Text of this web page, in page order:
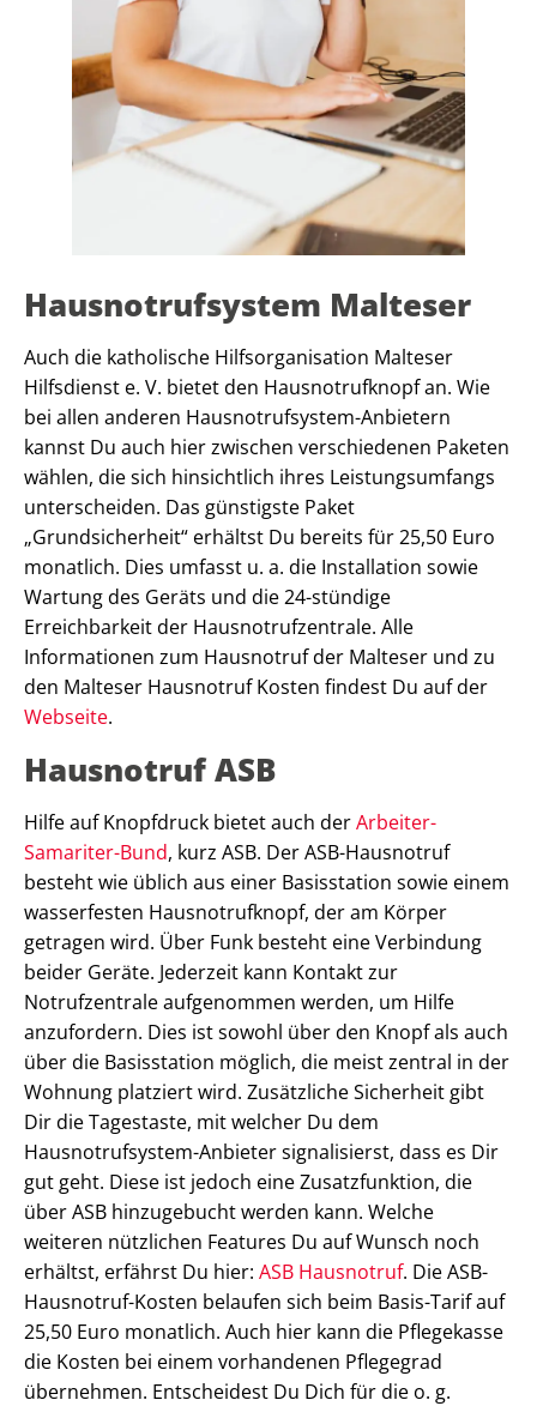
Hausnotrufsystem Malteser
Auch die katholische Hilfsorganisation Malteser
Hilfsdienst e. V. bietet den Hausnotrufknopf an. Wie
bei allen anderen Hausnotrufsystem-Anbietern
kannst Du auch hier zwischen verschiedenen Paketen
wählen, die sich hinsichtlich ihres Leistungsumfangs
unterscheiden. Das günstigste Paket
„Grundsicherheit“ erhältst Du bereits für 25,50 Euro
monatlich. Dies umfasst u. a. die Installation sowie
Wartung des Geräts und die 24-stündige
Erreichbarkeit der Hausnotrufzentrale. Alle
Informationen zum Hausnotruf der Malteser und zu
den Malteser Hausnotruf Kosten findest Du auf der
Webseite.
Hausnotruf ASB
Hilfe auf Knopfdruck bietet auch derArbeiter-
Samariter-Bund, kurz ASB. Der ASB-Hausnotruf
besteht wie üblich aus einer Basisstation sowie einem
wasserfesten Hausnotrufknopf, der am Körper
getragen wird. Über Funk besteht eine Verbindung
beider Geräte. Jederzeit kann Kontakt zur
Notrufzentrale aufgenommen werden, um Hilfe
anzufordern. Dies ist sowohl über den Knopf als auch
über die Basisstation möglich, die meist zentral in der
Wohnung platziert wird. Zusätzliche Sicherheit gibt
Dir die Tagestaste, mit welcher Du dem
Hausnotrufsystem-Anbieter signalisierst, dass es Dir
gut geht. Diese ist jedoch eine Zusatzfunktion, die
über ASB hinzugebucht werden kann. Welche
weiteren nützlichen Features Du auf Wunsch noch
erhältst, erfährst Du hier: ASB Hausnotruf. Die ASB-
Hausnotruf-Kosten belaufen sich beim Basis-Tarif auf
25,50 Euro monatlich. Auch hier kann die Pflegekasse
die Kosten bei einem vorhandenen Pflegegrad
übernehmen. Entscheidest Du Dich für die o. g.